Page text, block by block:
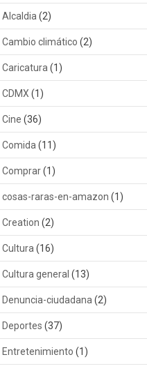
Alcaldia (2)
Cambio climático (2)
Caricatura (1)
CDMX (1)
Cine (36)
Comida (11)
Comprar(1)
cosas-raras-en-amazon (1)
Creation (2)
Cultura (16)
Cultura general (13)
Denuncia-ciudadana (2)
Deportes (37)
Entretenimiento (1)